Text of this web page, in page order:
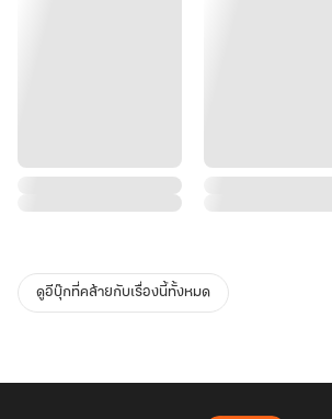
ดูอีบุ๊กที่คล้ายกับเรื่องนี้ทั้งหมด